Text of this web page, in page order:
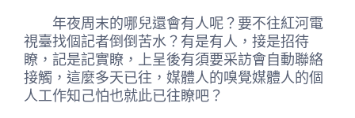
年夜周末的哪兒還會有人呢？要不往紅河電
視臺找個記者倒倒苦水？有是有人，接是招待
瞭，記是記實瞭，上呈後有須要采訪會自動聯絡
接觸，這麼多天已往，媒體人的嗅覺媒體人的個
人工作知己怕也就此已往瞭吧？